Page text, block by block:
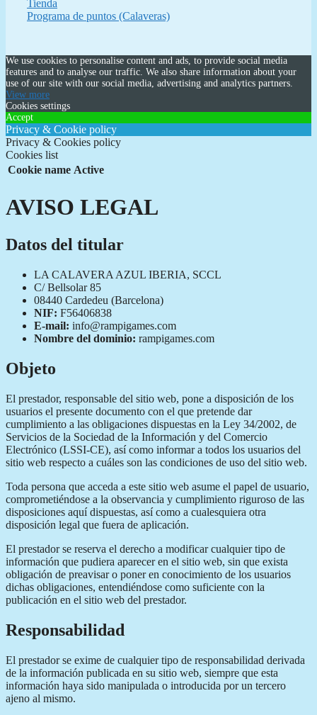
Tienda
Programa de puntos (Calaveras)
We use cookies to personalise content and ads, to provide social media
features and to analyse our traffic. We also share information about your
use of our site with our social media, advertising and analytics partners.
View more
Cookies settings
Accept
Privacy & Cookie policy
Privacy & Cookies policy
Cookies list
Cookie name Active
AVISO LEGAL
Datos del titular
LA CALAVERA AZUL IBERIA, SCCL
C/ Bellsolar 85
08440 Cardedeu (Barcelona)
NIF: F56406838
E-mail: info@rampigames.com
Nombre del dominio: rampigames.com
Objeto
El prestador, responsable del sitio web, pone a disposición de los
usuarios el presente documento con el que pretende dar
cumplimiento a las obligaciones dispuestas en la Ley 34/2002, de
Servicios de la Sociedad de la Información y del Comercio
Electrónico (LSSI-CE), así como informar a todos los usuarios del
sitio web respecto a cuáles son las condiciones de uso del sitio web.
Toda persona que acceda a este sitio web asume el papel de usuario,
comprometiéndose a la observancia y cumplimiento riguroso de las
disposiciones aquí dispuestas, así como a cualesquiera otra
disposición legal que fuera de aplicación.
El prestador se reserva el derecho a modificar cualquier tipo de
información que pudiera aparecer en el sitio web, sin que exista
obligación de preavisar o poner en conocimiento de los usuarios
dichas obligaciones, entendiéndose como suficiente con la
publicación en el sitio web del prestador.
Responsabilidad
El prestador se exime de cualquier tipo de responsabilidad derivada
de la información publicada en su sitio web, siempre que esta
información haya sido manipulada o introducida por un tercero
ajeno al mismo.